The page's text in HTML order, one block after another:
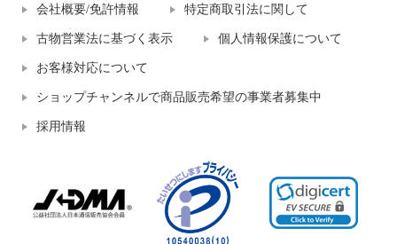
会社概要/免許情報 特定商取引法に関して
古物営業法に基づく表示 個人情報保護について
お客様対応について
ショップチャンネルで商品販売希望の事業者募集中
採用情報